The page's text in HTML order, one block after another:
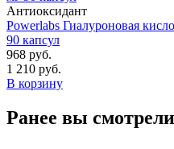
Антиоксидант
Powerlabs Гиалуроновая
90 капсул
968 руб.
1 210 руб.
В корзину
Ранее вы смотрели